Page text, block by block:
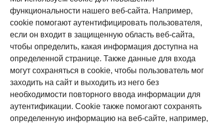
функциональности нашего веб-сайта. Например,
cookie помогают аутентифицировать пользователя,
если он входит в защищенную область веб-сайта,
чтобы определить, какая информация доступна на
определенной странице. Также данные для входа
могут сохраняться в cookie, чтобы пользователь мог
заходить на сайт и выходить из него без
необходимости повторного ввода информации для
аутентификации. Cookie также помогают сохранять
определенную информацию на веб-сайте, например,